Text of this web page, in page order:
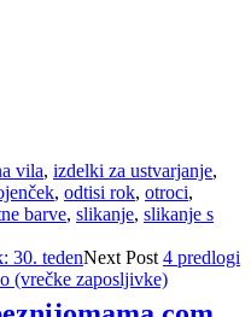
vila, izdelki za ustvarjanje,
, odtisi rok, otroci,
barve, slikanje, slikanje s
30. tedenNext Post 4 predlogi
(vrečke zaposljivke)